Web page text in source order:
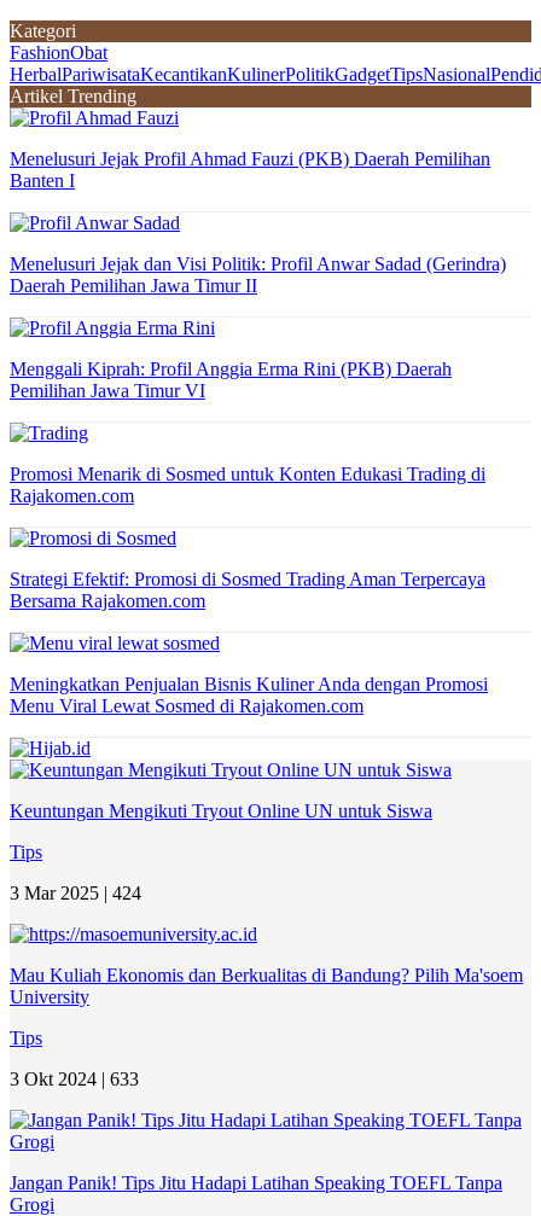
Kategori
FashionObat
HerbalPariwisataKecantikanKulinerPolitikGadgetTipsNasional
Artikel Trending
Menelusuri Jejak Profil Ahmad Fauzi (PKB) Daerah Pemilihan
Banten I
Menelusuri Jejak dan Visi Politik: Profil Anwar Sadad (Gerindra)
Daerah Pemilihan Jawa Timur II
Menggali Kiprah: Profil Anggia Erma Rini (PKB) Daerah
Pemilihan Jawa Timur VI
Promosi Menarik di Sosmed untuk Konten Edukasi Trading di
Rajakomen.com
Strategi Efektif: Promosi di Sosmed Trading Aman Terpercaya
Bersama Rajakomen.com
Meningkatkan Penjualan Bisnis Kuliner Anda dengan Promosi
Menu Viral Lewat Sosmed di Rajakomen.com
Keuntungan Mengikuti Tryout Online UN untuk Siswa
Tips
3 Mar 2025 | 424
Mau Kuliah Ekonomis dan Berkualitas di Bandung? Pilih Ma'soem
University
Tips
3 Okt 2024 | 633
Jangan Panik! Tips Jitu Hadapi Latihan Speaking TOEFL Tanpa
Grogi